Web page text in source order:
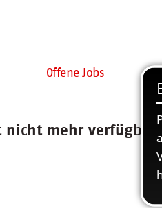
Offene Jobs
nicht mehr verfügbar.